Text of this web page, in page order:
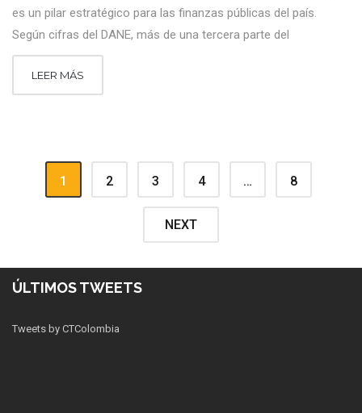
es un pilar estratégico para las finanzas públicas del país.
Según cifras del DANE, más de una tercera parte del
LEER MÁS
1 2 3 4 … 8
NEXT
ÚLTIMOS TWEETS
Tweets by CTColombia